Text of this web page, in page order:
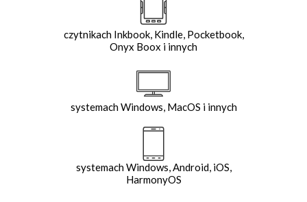
czytnikach Inkbook, Kindle, Pocketbook,
Onyx Boox i innych
systemach Windows, MacOS i innych
systemach Windows, Android, iOS,
HarmonyOS